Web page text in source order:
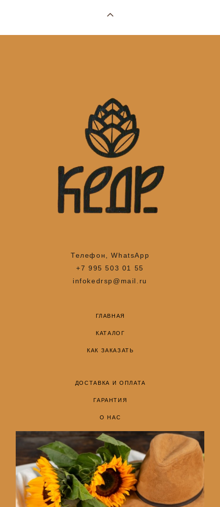
Телефон, WhatsApp
+7 995 503 01 55
infokedrsp@mail.ru
ГЛАВНАЯ
КАТАЛОГ
КАК ЗАКАЗАТЬ
ДОСТАВКА И ОПЛАТА
ГАРАНТИЯ
О НАС